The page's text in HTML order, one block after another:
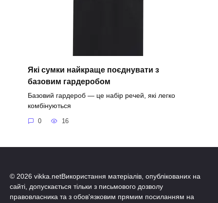
Які сумки найкраще поєднувати з
базовим гардеробом
Базовий гардероб — це набір речей, які легко
комбінуються
0 16
© 2026 vikka.netВикористання матеріалів, опублікованих на
сайті, допускається тільки з письмового дозволу
правовласника та з обов'язковим прямим посиланням на